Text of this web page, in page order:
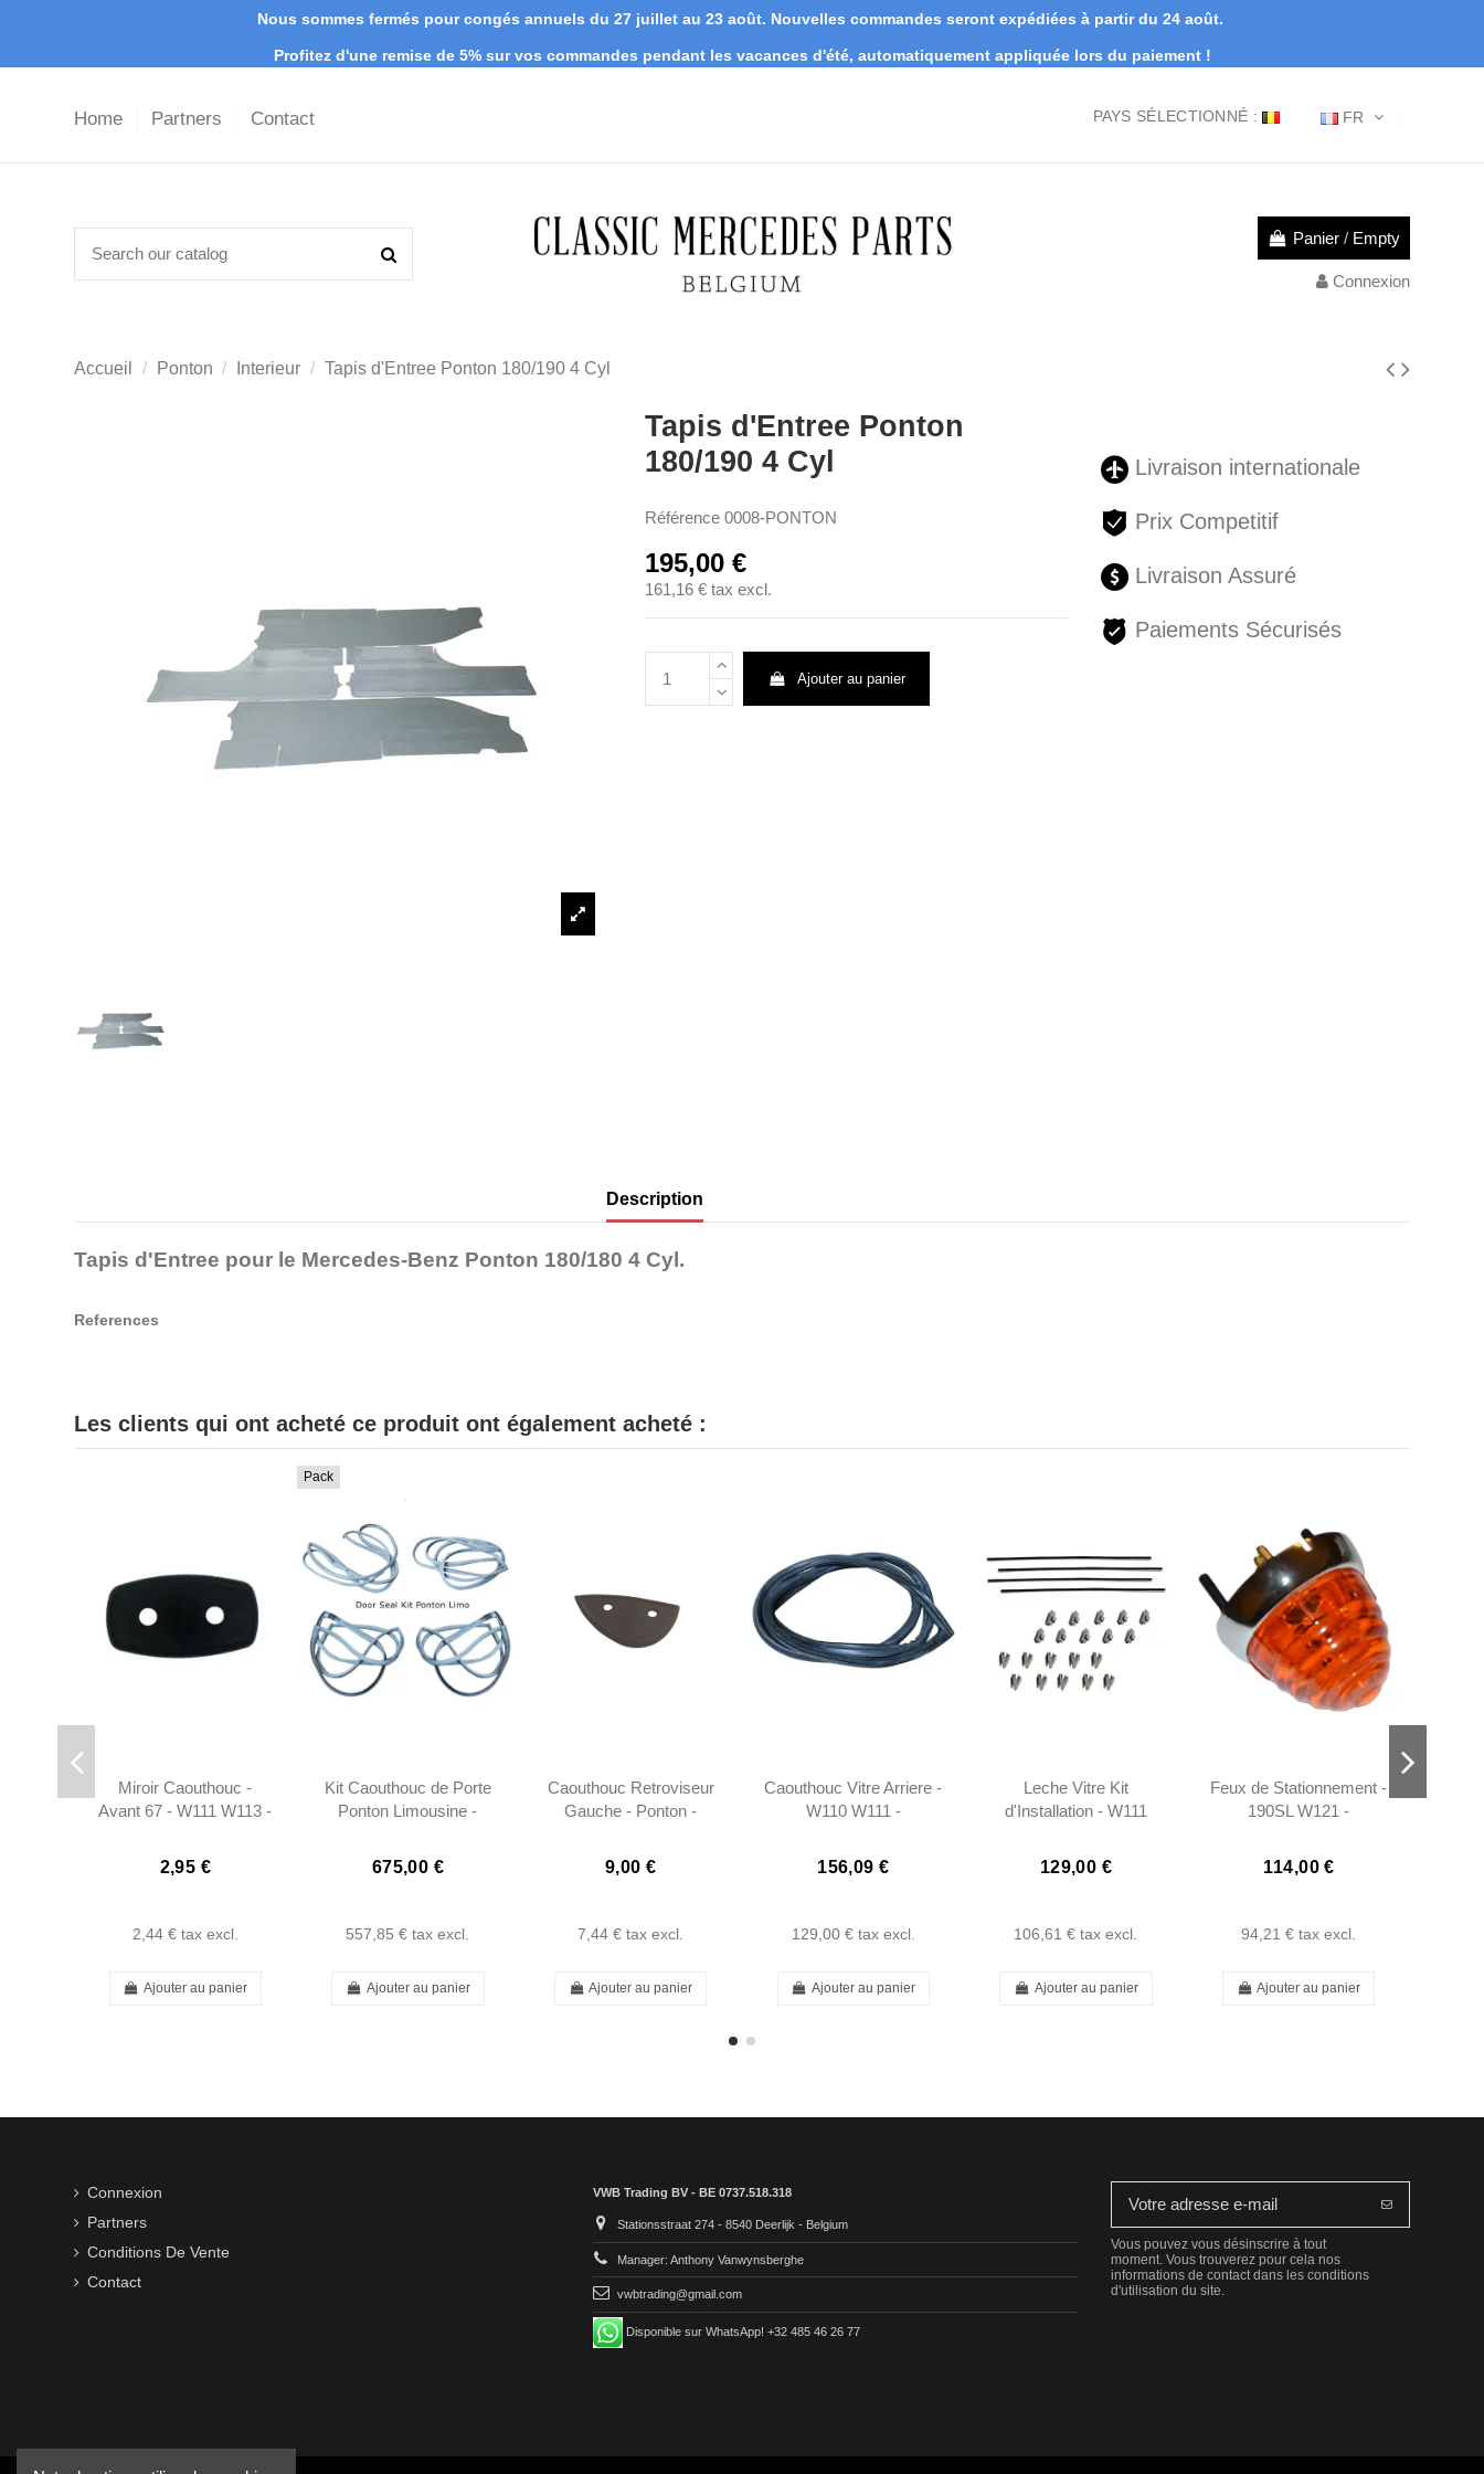
Nous sommes fermés pour congés annuels du 27 juillet au 23 août. Nouvelles commandes seront expédiées à partir du 24 août.
Profitez d'une remise de 5% sur vos commandes pendant les vacances d'été, automatiquement appliquée lors du paiement !
Home Partners Contact FR
PAYS SÉLECTIONNÉ :
Panier / Empty
Connexion
Accueil Ponton Interieur Tapis d'Entree Ponton 180/190 4 Cyl
Tapis d'Entree Ponton
180/190 4 Cyl
Référence 0008-PONTON
195,00 €
161,16 € tax excl.
Ajouter au panier
Livraison internationale
Prix Competitif
Livraison Assuré
Paiements Sécurisés
Description
Tapis d'Entree pour le Mercedes-Benz Ponton 180/180 4 Cyl.
References
Les clients qui ont acheté ce produit ont également acheté :
Miroir Caouthouc -
Avant 67 - W111 W113 -
2,95 €
2,44 € tax excl.
Ajouter au panier
Pack
Kit Caouthouc de Porte
Ponton Limousine -
1207200478
675,00 €
557,85 € tax excl.
Ajouter au panier
Caouthouc Retroviseur
Gauche - Ponton -
9,00 €
7,44 € tax excl.
Ajouter au panier
Caouthouc Vitre Arriere -
W110 W111 -
156,09 €
129,00 € tax excl.
Ajouter au panier
Leche Vitre Kit
d'Installation - W111
129,00 €
106,61 € tax excl.
Ajouter au panier
Feux de Stationnement -
190SL W121 -
114,00 €
94,21 € tax excl.
Ajouter au panier
Connexion
Partners
Conditions De Vente
Contact
VWB Trading BV - BE 0737.518.318
Stationsstraat 274 - 8540 Deerlijk - Belgium
Manager: Anthony Vanwynsberghe
vwbtrading@gmail.com
Disponible sur WhatsApp! +32 485 46 26 77
Vous pouvez vous désinscrire à tout
moment. Vous trouverez pour cela nos
informations de contact dans les conditions
d'utilisation du site.